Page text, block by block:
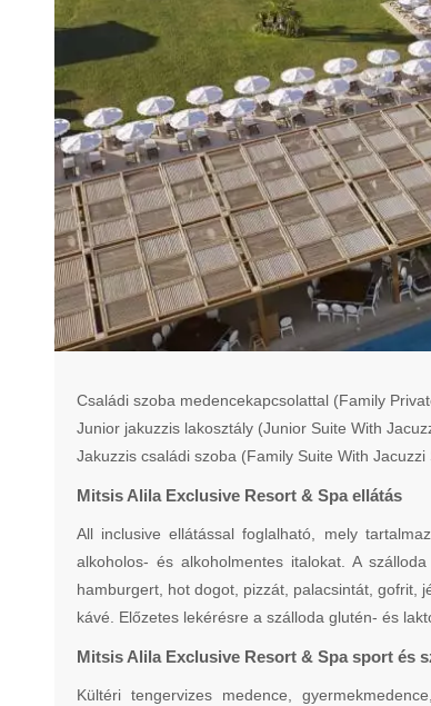
Családi szoba medencekapcsolattal (Family
Junior jakuzzis lakosztály (Junior Suite With
Jakuzzis családi szoba (Family Suite With
Mitsis Alila Exclusive Resort & Spa ellátás
All inclusive ellátással foglalható, mely
alkoholos- és alkoholmentes italokat. A
hamburgert, hot dogot, pizzát, palacsintát, gofrit,
kávé. Előzetes lekérésre a szálloda glutén- és
Mitsis Alila Exclusive Resort & Spa sport és
Kültéri tengervizes medence,